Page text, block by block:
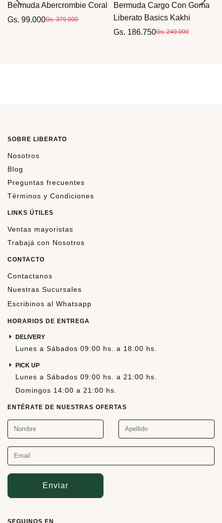
Bermuda Abercrombie Coral
Gs. 99.000Gs. 379.000
Bermuda Cargo Con Goma
Liberato Basics Kakhi
Gs. 186.750Gs. 249.000
SOBRE LIBERATO
Nosotros
Blog
Preguntas frecuentes
Términos y Condiciones
LINKS ÚTILES
Ventas mayoristas
Trabajá con Nosotros
CONTACTO
Contactanos
Nuestras Sucursales
Escribinos al Whatsapp
HORARIOS DE ENTREGA
DELIVERY
Lunes a Sábados 09:00 hs. a 18:00 hs.
PICK UP
Lunes a Sábados 09:00 hs. a 21:00 hs.
Domingos 14:00 a 21:00 hs.
ENTÉRATE DE NUESTRAS OFERTAS
Enviar
SEGUINOS EN